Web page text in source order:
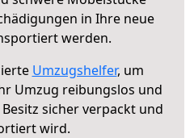
in Ihre neue
werden.
Umzugshelfer, um
Umzug reibungslos und
sicher verpackt und
wird.